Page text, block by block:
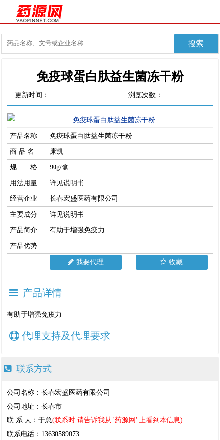
免疫球蛋白肽益生菌冻干粉
更新时间： 浏览次数：
产品名称 免疫球蛋白肽益生菌冻干粉
商 品 名 康凯
规 格 90g/盒
用法用量 详见说明书
经营企业 长春宏盛医药有限公司
主要成分 详见说明书
产品简介 有助于增强免疫力
产品优势
我要代理 收藏
产品详情
有助于增强免疫力
代理支持及代理要求
联系方式
公司名称：长春宏盛医药有限公司
公司地址：长春市
联 系 人：于总(联系时 请告诉我从 '药源网' 上看到本信息)
联系电话：13630589073